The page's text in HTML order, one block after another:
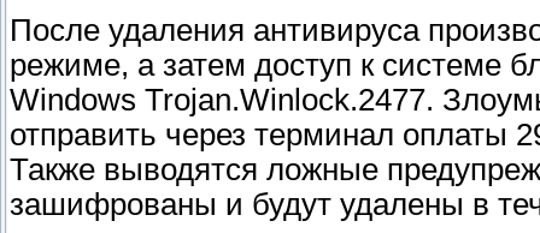
После удаления антивируса
режиме, а затем доступ к системе
Windows Trojan.Winlock.2477.
отправить через терминал оплаты
Также выводятся ложные
зашифрованы и будут удалены в